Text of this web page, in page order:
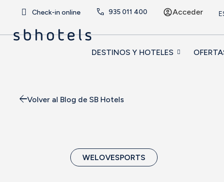
Check-in online 935 011 400 Acceder
DESTINOS Y HOTELES
Volver al Blog de SB Hotels
WELOVESPORTS